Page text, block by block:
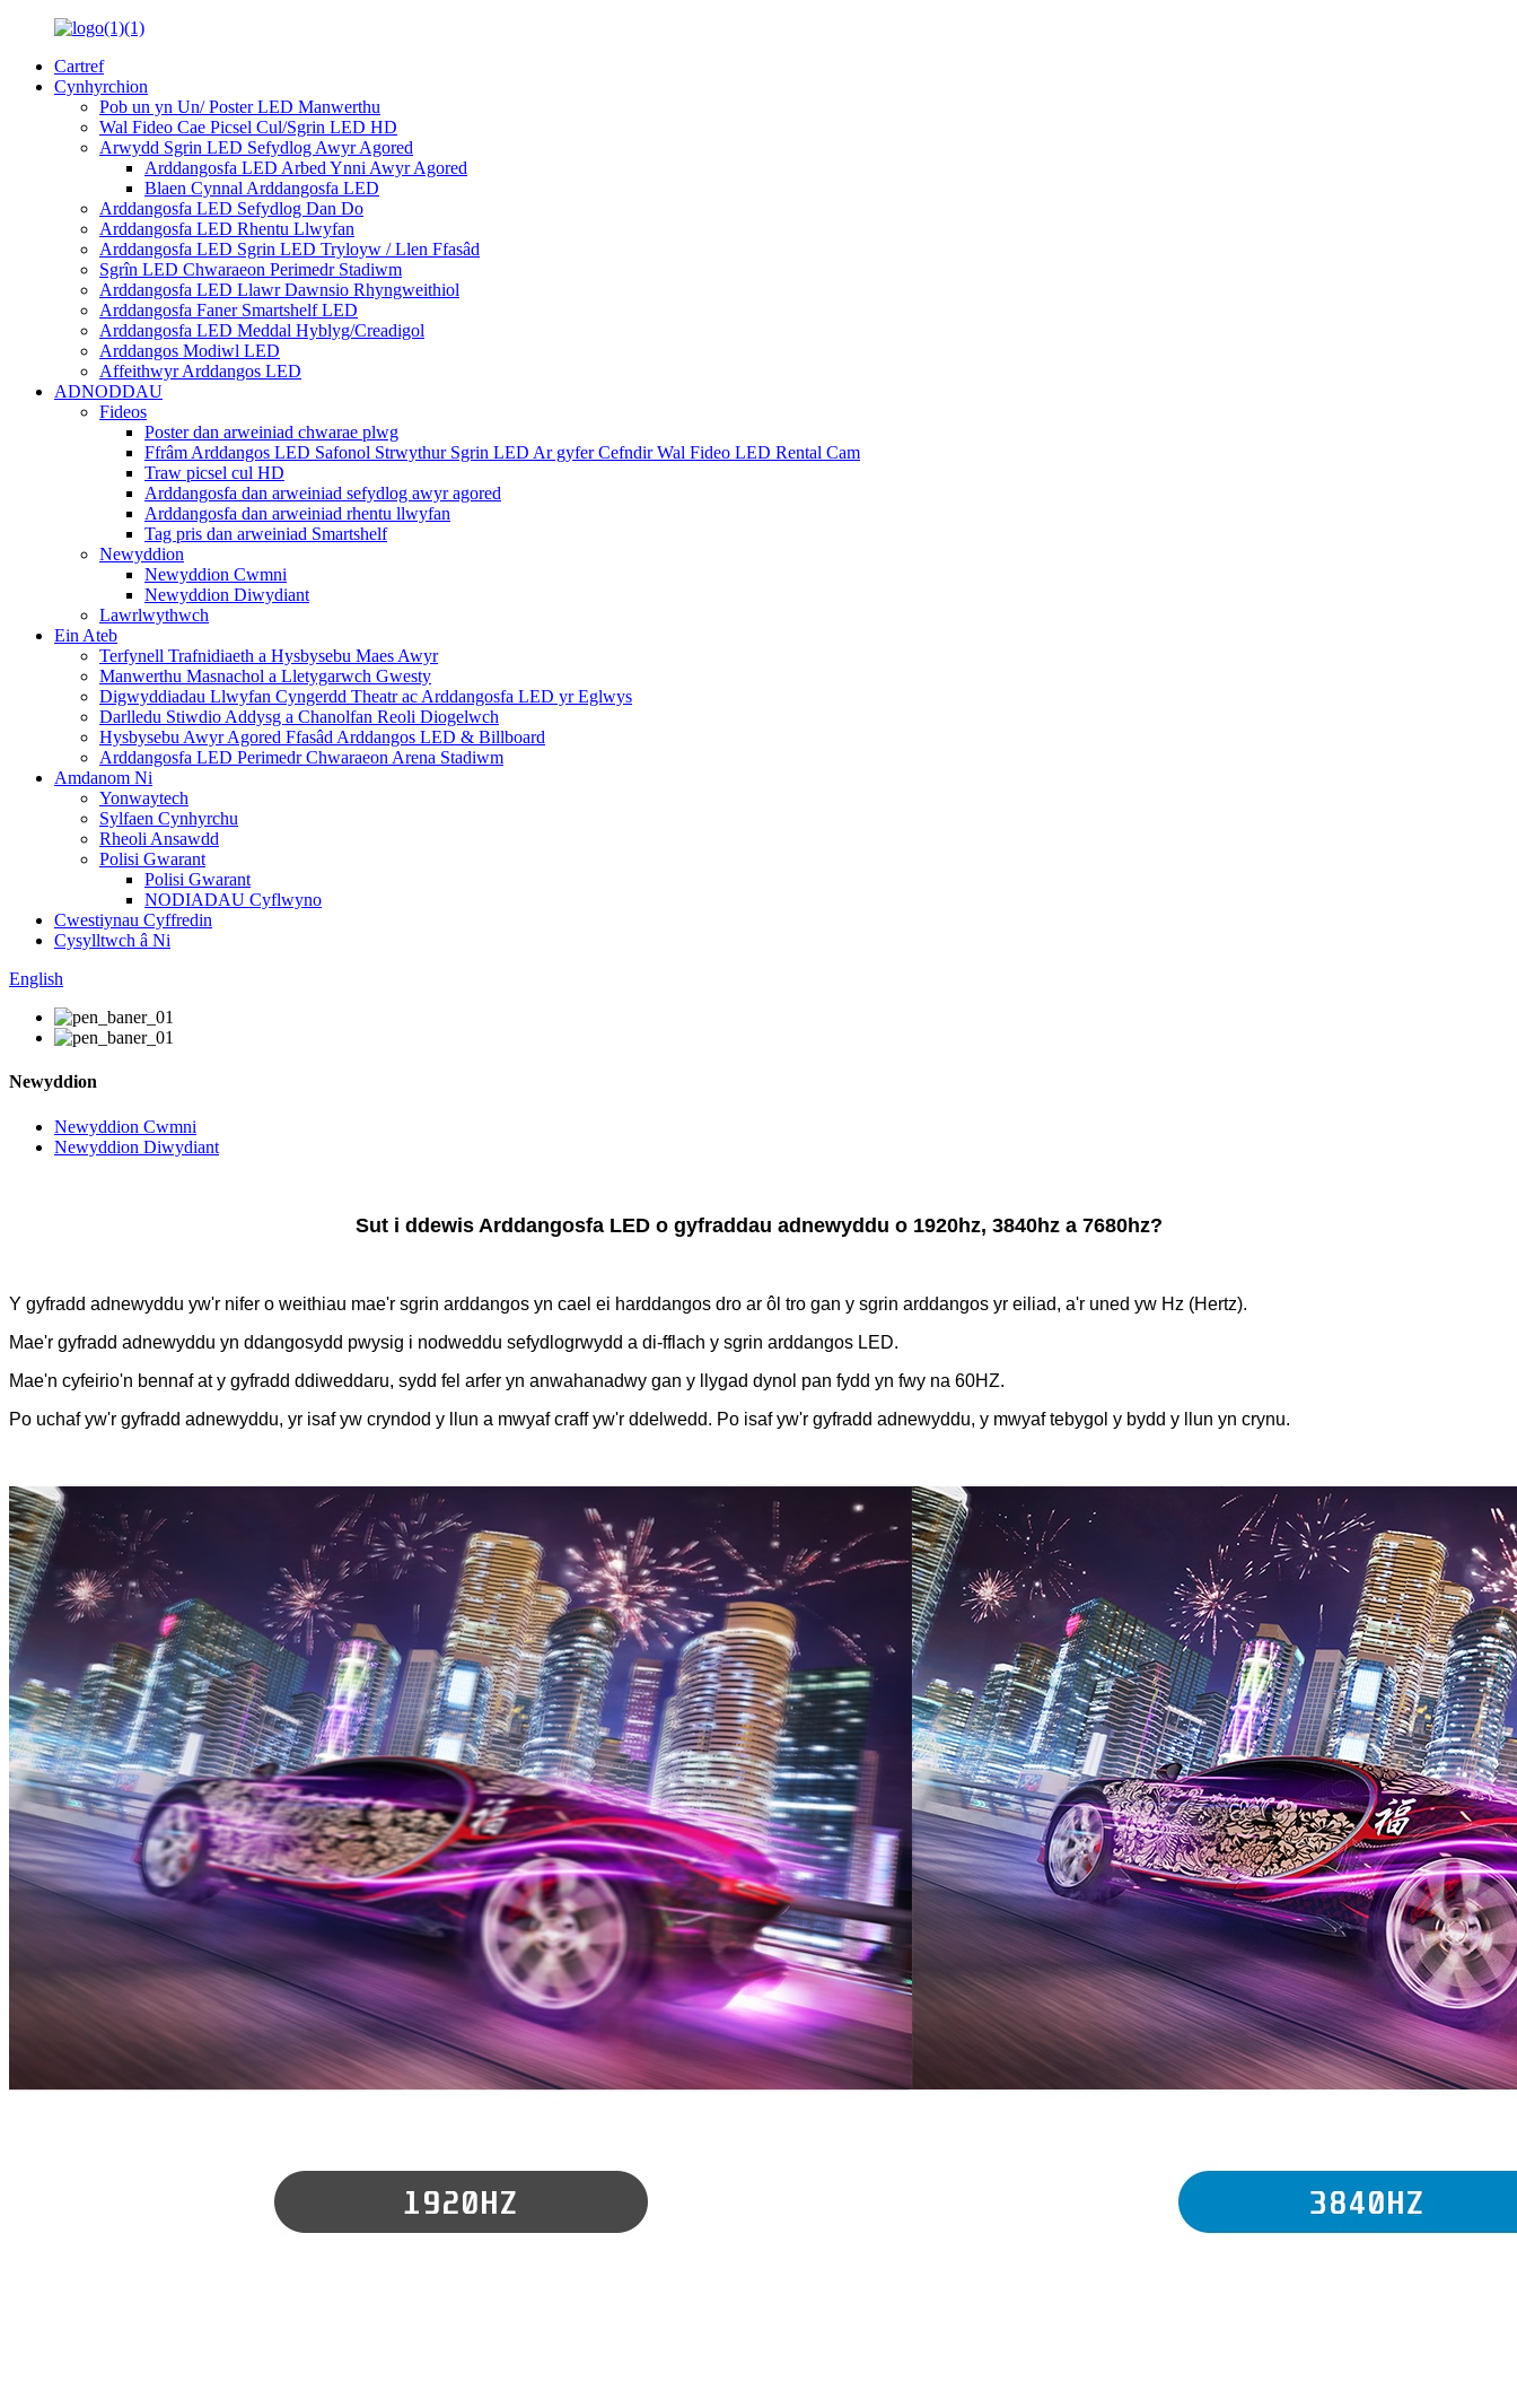
Cartref
Cynhyrchion
Pob un yn Un/ Poster LED Manwerthu
Wal Fideo Cae Picsel Cul/Sgrin LED HD
Arwydd Sgrin LED Sefydlog Awyr Agored
Arddangosfa LED Arbed Ynni Awyr Agored
Blaen Cynnal Arddangosfa LED
Arddangosfa LED Sefydlog Dan Do
Arddangosfa LED Rhentu Llwyfan
Arddangosfa LED Sgrin LED Tryloyw / Llen Ffasâd
Sgrîn LED Chwaraeon Perimedr Stadiwm
Arddangosfa LED Llawr Dawnsio Rhyngweithiol
Arddangosfa Faner Smartshelf LED
Arddangosfa LED Meddal Hyblyg/Creadigol
Arddangos Modiwl LED
Affeithwyr Arddangos LED
ADNODDAU
Fideos
Poster dan arweiniad chwarae plwg
Ffrâm Arddangos LED Safonol Strwythur Sgrin LED Ar gyfer Cefndir Wal Fideo LED Rental Cam
Traw picsel cul HD
Arddangosfa dan arweiniad sefydlog awyr agored
Arddangosfa dan arweiniad rhentu llwyfan
Tag pris dan arweiniad Smartshelf
Newyddion
Newyddion Cwmni
Newyddion Diwydiant
Lawrlwythwch
Ein Ateb
Terfynell Trafnidiaeth a Hysbysebu Maes Awyr
Manwerthu Masnachol a Lletygarwch Gwesty
Digwyddiadau Llwyfan Cyngerdd Theatr ac Arddangosfa LED yr Eglwys
Darlledu Stiwdio Addysg a Chanolfan Reoli Diogelwch
Hysbysebu Awyr Agored Ffasâd Arddangos LED & Billboard
Arddangosfa LED Perimedr Chwaraeon Arena Stadiwm
Amdanom Ni
Yonwaytech
Sylfaen Cynhyrchu
Rheoli Ansawdd
Polisi Gwarant
Polisi Gwarant
NODIADAU Cyflwyno
Cwestiynau Cyffredin
Cysylltwch â Ni
English
Newyddion
Newyddion Cwmni
Newyddion Diwydiant
Sut i ddewis Arddangosfa LED o gyfraddau adnewyddu o 1920hz, 3840hz a 7680hz?
Y gyfradd adnewyddu yw'r nifer o weithiau mae'r sgrin arddangos yn cael ei harddangos dro ar ôl tro gan y sgrin arddangos yr eiliad, a'r uned yw Hz (Hertz).
Mae'r gyfradd adnewyddu yn ddangosydd pwysig i nodweddu sefydlogrwydd a di-fflach y sgrin arddangos LED.
Mae'n cyfeirio'n bennaf at y gyfradd ddiweddaru, sydd fel arfer yn anwahanadwy gan y llygad dynol pan fydd yn fwy na 60HZ.
Po uchaf yw'r gyfradd adnewyddu, yr isaf yw cryndod y llun a mwyaf craff yw'r ddelwedd. Po isaf yw'r gyfradd adnewyddu, y mwyaf tebygol y bydd y llun yn crynu.